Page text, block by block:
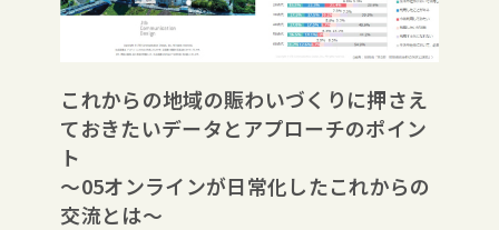
これからの地域の賑わいづくりに押さえ
ておきたいデータとアプローチのポイン
ト
～05オンラインが日常化したこれからの
交流とは～